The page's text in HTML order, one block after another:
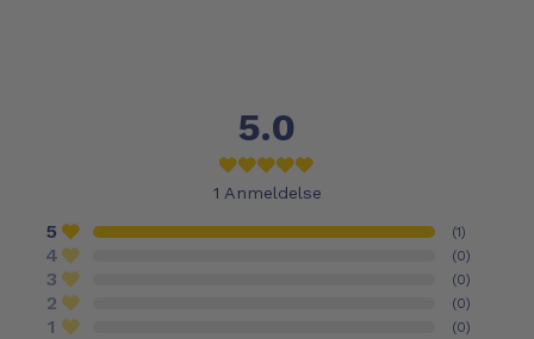
5.0
1 Anmeldelse
5 (1)
4 (0)
3 (0)
2 (0)
1 (0)